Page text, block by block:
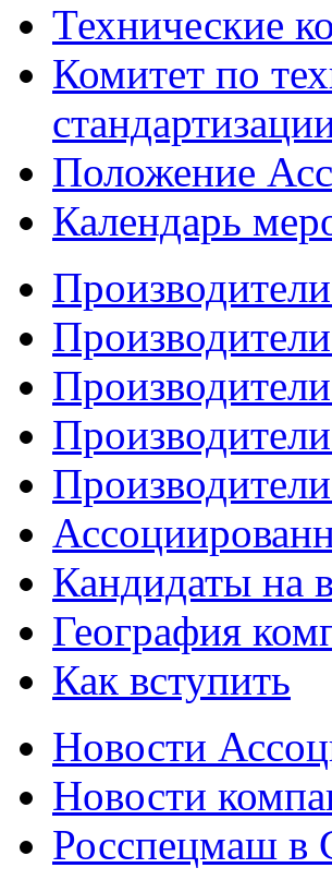
Технические
Комитет по
Положение
Календарь
Кандидаты на
География
Как вступить
Новости
Новости
Росспецмаш